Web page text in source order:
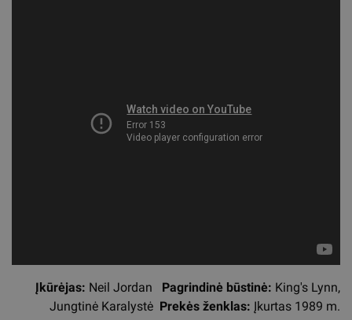
Įkūrėjas: Neil Jordan Pagrindinė būstinė: King's Lynn,
Jungtinė Karalystė Prekės ženklas: Įkurtas 1989 m.